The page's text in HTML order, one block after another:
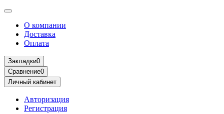
О компании
Доставка
Оплата
Закладки0
Сравнение0
Личный кабинет
Авторизация
Регистрация